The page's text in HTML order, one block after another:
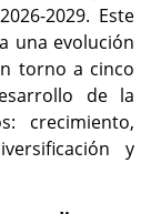
2029. Este
una evolución
torno a cinco
de la
crecimiento,
y